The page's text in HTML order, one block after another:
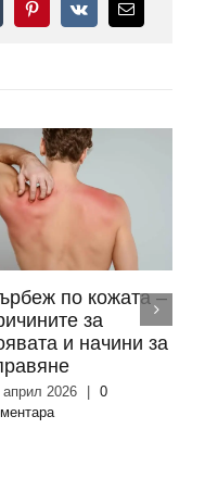
Pinterest
Vk
поща:
по кожата –
за
и начини за
април 2026 | 0